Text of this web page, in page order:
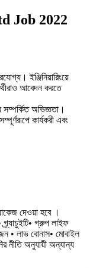
Job 2022
ইঞ্জিনিয়ারিংয়ে
আবেদন করতে
অভিজ্ঞতা।
কার্যকরী এবং
দেওয়া হবে ।
গ্র্যাচুইটি• গ্রুপ লাইফ
• লাভ বোনাস• মোবাইল
অনুযায়ী অন্যান্য